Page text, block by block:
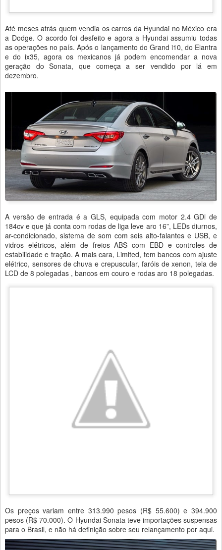
Até meses atrás quem vendia os carros da Hyundai no México era
a Dodge. O acordo foi desfeito e agora a Hyundai assumiu todas
as operações no país. Após o lançamento do Grand i10, do Elantra
e do ix35, agora os mexicanos já podem encomendar a nova
geração do Sonata, que começa a ser vendido por lá em
dezembro.
A versão de entrada é a GLS, equipada com motor 2.4 GDi de
184cv e que já conta com rodas de liga leve aro 16”, LEDs diurnos,
ar-condicionado, sistema de som com seis alto-falantes e USB, e
vidros elétricos, além de freios ABS com EBD e controles de
estabilidade e tração. A mais cara, Limited, tem bancos com ajuste
elétrico, sensores de chuva e crepuscular, faróis de xenon, tela de
LCD de 8 polegadas , bancos em couro e rodas aro 18 polegadas.
Os preços variam entre 313.990 pesos (R$ 55.600) e 394.900
pesos (R$ 70.000). O Hyundai Sonata teve importações suspensas
para o Brasil, e não há definição sobre seu relançamento por aqui.